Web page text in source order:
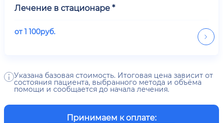
Лечение в стационаре *
от1 100руб.
Указана базовая стоимость. Итоговая цена зависит от
состояния пациента, выбранного метода и объёма
помощи и сообщается до начала лечения.
Принимаем к оплате: